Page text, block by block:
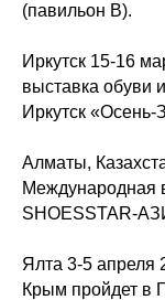
(павильон В).
Иркутск 15-16
выставка обуви
Иркутск
Алматы,
Международная
SHOESSTAR-
Ялта 3-5 апреля
Крым пройдет в